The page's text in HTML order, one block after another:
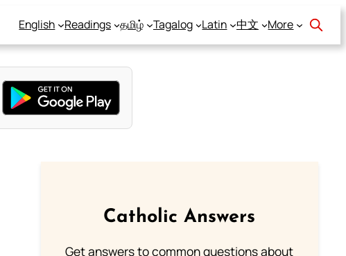
English Readings தமிழ் Tagalog Latin 中文 More
Catholic Answers
Get answers to common questions about